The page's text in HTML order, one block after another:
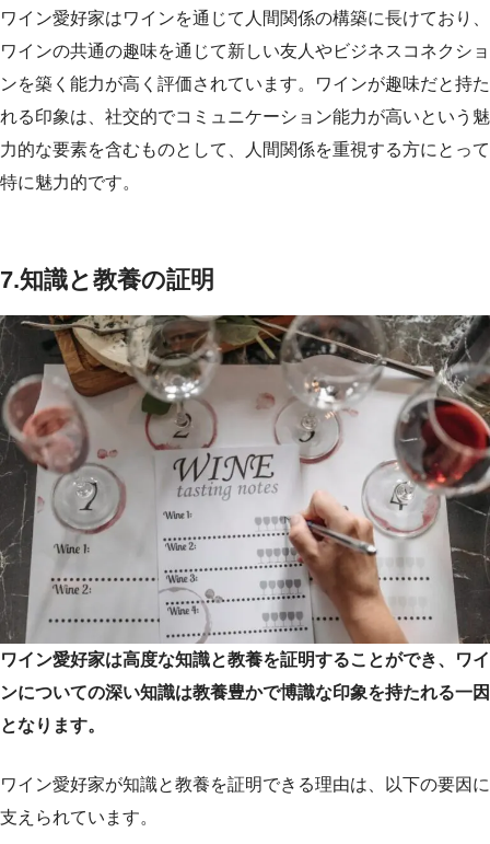
ワイン愛好家はワインを通じて人間関係の構築に長けており、
ワインの共通の趣味を通じて新しい友人やビジネスコネクショ
ンを築く能力が高く評価されています。ワインが趣味だと持た
れる印象は、社交的でコミュニケーション能力が高いという魅
力的な要素を含むものとして、人間関係を重視する方にとって
特に魅力的です。
7.知識と教養の証明
ワイン愛好家は高度な知識と教養を証明することができ、ワイ
ンについての深い知識は教養豊かで博識な印象を持たれる一因
となります。
ワイン愛好家が知識と教養を証明できる理由は、以下の要因に
支えられています。